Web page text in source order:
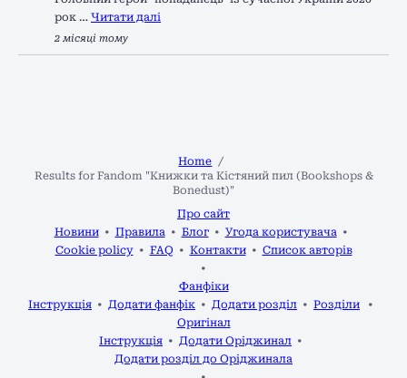
рок … Читати далі
2 місяці тому
Home
Results for Fandom "Книжки та Кістяний пил (Bookshops &
Bonedust)"
Про сайт
Новини
Правила Блог
Угода користувача
Cookie policy
FAQ Контакти Список авторів
Фанфіки
Інструкція
Додати фанфік Додати розділ
Розділи
Оригінал
Інструкція
Додати Оріджинал
Додати розділ до Оріджинала